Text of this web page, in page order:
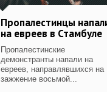
Пропалестинцы
на евреев в Стамбуле
Пропалестинские
демонстранты напали на
евреев, направлявшихся на
зажжение восьмой...